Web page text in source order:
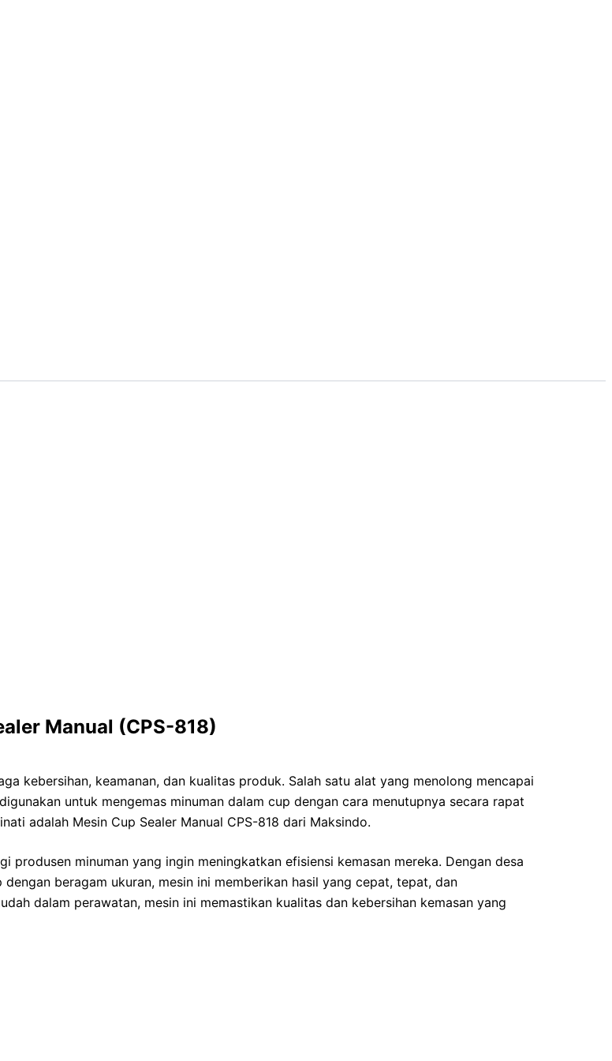
Manual (CPS-818)
kebersihan, keamanan, dan kualitas produk. Salah satu alat yang menolong mencapai
untuk mengemas minuman dalam cup dengan cara menutupnya secara rapat
adalah Mesin Cup Sealer Manual CPS-818 dari Maksindo.
produsen minuman yang ingin meningkatkan efisiensi kemasan mereka. Dengan desa
beragam ukuran, mesin ini memberikan hasil yang cepat, tepat, dan
dalam perawatan, mesin ini memastikan kualitas dan kebersihan kemasan yang